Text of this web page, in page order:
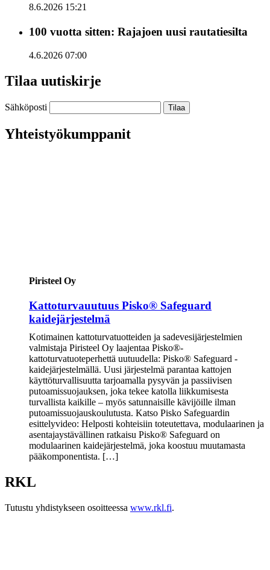
8.6.2026 15:21
100 vuotta sitten: Rajajoen uusi rautatiesilta
4.6.2026 07:00
Tilaa uutiskirje
Sähköposti
Yhteistyökumppanit
Piristeel Oy
Kattoturvauutuus Pisko® Safeguard
kaidejärjestelmä
Kotimainen kattoturvatuotteiden ja sadevesijärjestelmien
valmistaja Piristeel Oy laajentaa Pisko®-
kattoturvatuoteperhettä uutuudella: Pisko® Safeguard -
kaidejärjestelmällä. Uusi järjestelmä parantaa kattojen
käyttöturvallisuutta tarjoamalla pysyvän ja passiivisen
putoamissuojauksen, joka tekee katolla liikkumisesta
turvallista kaikille – myös satunnaisille kävijöille ilman
putoamissuojauskoulutusta. Katso Pisko Safeguardin
esittelyvideo: Helposti kohteisiin toteutettava, modulaarinen ja
asentajaystävällinen ratkaisu Pisko® Safeguard on
modulaarinen kaidejärjestelmä, joka koostuu muutamasta
pääkomponentista. […]
RKL
Tutustu yhdistykseen osoitteessa www.rkl.fi.